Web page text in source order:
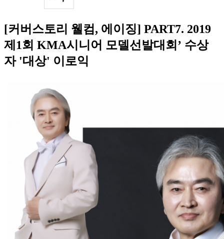
[커버스토리 웰컴, 에이징] PART7. 2019
제1회 KMA시니어 모델선발대회’ 수상
자 '대상' 이로익